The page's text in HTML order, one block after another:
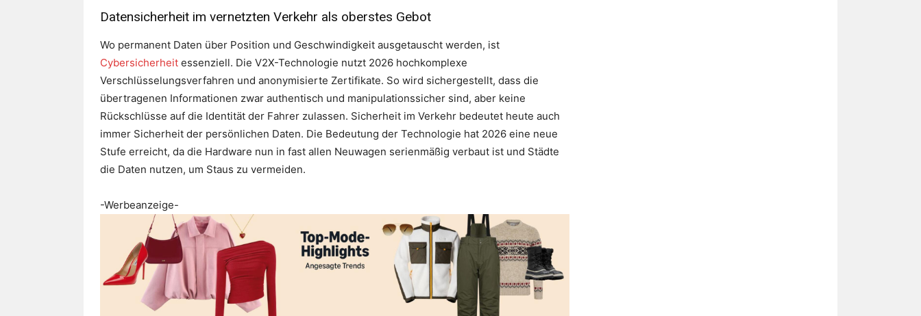
Datensicherheit im vernetzten Verkehr als oberstes Gebot
Wo permanent Daten über Position und Geschwindigkeit ausgetauscht werden, ist
Cybersicherheit essenziell. Die V2X-Technologie nutzt 2026 hochkomplexe
Verschlüsselungsverfahren und anonymisierte Zertifikate. So wird sichergestellt, dass die
übertragenen Informationen zwar authentisch und manipulationssicher sind, aber keine
Rückschlüsse auf die Identität der Fahrer zulassen. Sicherheit im Verkehr bedeutet heute auch
immer Sicherheit der persönlichen Daten. Die Bedeutung der Technologie hat 2026 eine neue
Stufe erreicht, da die Hardware nun in fast allen Neuwagen serienmäßig verbaut ist und Städte
die Daten nutzen, um Staus zu vermeiden.
-Werbeanzeige-